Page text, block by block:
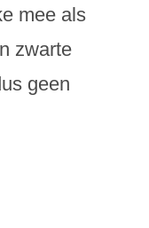
mee als
zwarte
geen